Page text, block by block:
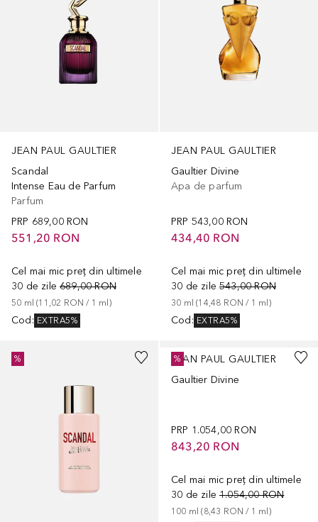
JEAN PAUL GAULTIER
Scandal
Intense Eau de Parfum
Parfum
PRP 689,00 RON
551,20 RON
Cel mai mic preț din ultimele
30 de zile 689,00 RON
50 ml (11,02 RON / 1 ml )
Cod : EXTRA5%
JEAN PAUL GAULTIER
Gaultier Divine
Apa de parfum
PRP 543,00 RON
434,40 RON
Cel mai mic preț din ultimele
30 de zile 543,00 RON
30 ml (14,48 RON / 1 ml )
Cod : EXTRA5%
%
JEAN PAUL GAULTIER
Gaultier Divine
PRP 1.054,00 RON
843,20 RON
Cel mai mic preț din ultimele
30 de zile 1.054,00 RON
100 ml (8,43 RON / 1 ml )
%